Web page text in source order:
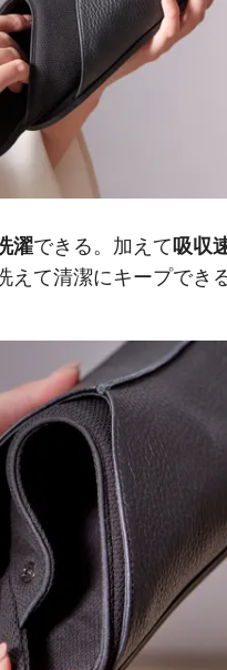
濯できる。加えて 吸収
えて清潔にキープでき